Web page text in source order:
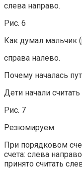
слева направо.
Рис. 6
Как думал мальчик
справа налево.
Почему началась
Дети начали
Рис. 7
Резюмируем:
При порядковом
счета: слева
принято считать